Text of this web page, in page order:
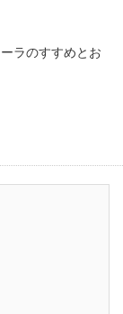
ラのすすめとお